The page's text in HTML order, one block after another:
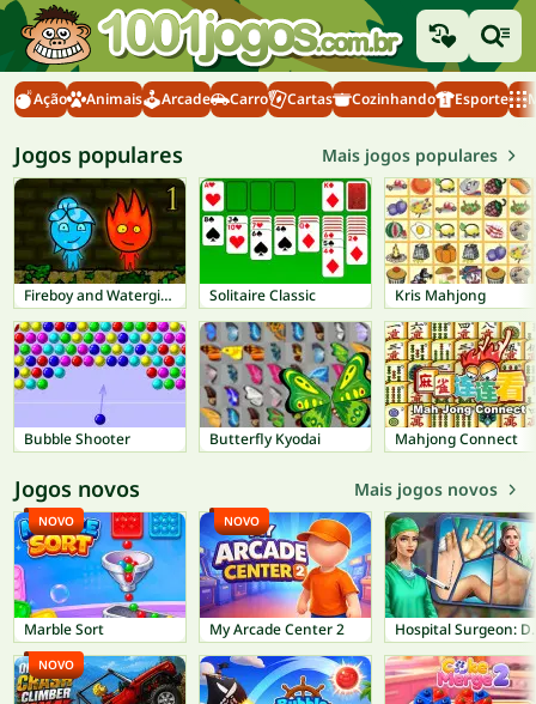
Ação Animais Arcade Carro Cartas Cozinhando Esporte
Jogos populares Mais jogos populares
Fireboy and Watergirl 1: Forest Temple
Bubble Shooter
Solitaire Classic
Butterfly Kyodai
Kris Mahjong
Mahjong Connect
Jogos novos Mais jogos novos
Marble Sort
NOVO
NOVO
My Arcade Center 2
NOVO